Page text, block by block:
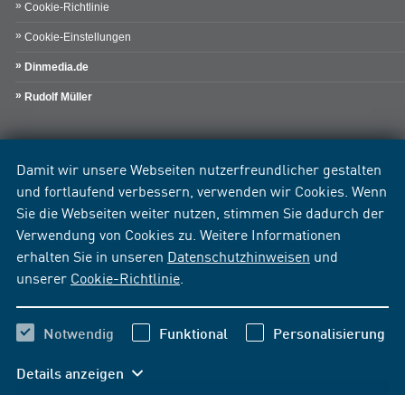
Damit wir unsere Webseiten nutzerfreundlicher gestalten
und fortlaufend verbessern, verwenden wir Cookies. Wenn
Sie die Webseiten weiter nutzen, stimmen Sie dadurch der
Verwendung von Cookies zu. Weitere Informationen
erhalten Sie in unseren Datenschutzhinweisen und
unserer Cookie-Richtlinie
Notwendig Funktional Personalisierung
Details anzeigen
Cookie-Richtlinie
Cookie-Einstellungen
Dinmedia.de
Rudolf Müller